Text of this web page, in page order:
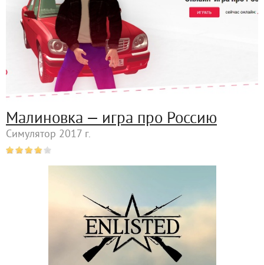
Малиновка — игра про Россию
Симулятор 2017 г.